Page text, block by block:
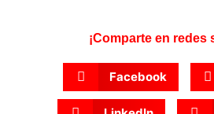
¡Comparte en redes
Facebook